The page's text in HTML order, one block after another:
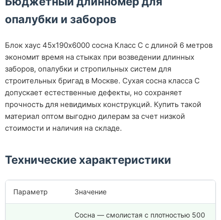
опалубки и заборов
Блок хаус 45х190х6000 сосна Класс С с длиной 6 метров
экономит время на стыках при возведении длинных
заборов, опалубки и стропильных систем для
строительных бригад в Москве. Сухая сосна класса С
допускает естественные дефекты, но сохраняет
прочность для невидимых конструкций. Купить такой
материал оптом выгодно дилерам за счет низкой
стоимости и наличия на складе.
Технические характеристики
Параметр Значение
Сосна — смолистая с плотностью 500